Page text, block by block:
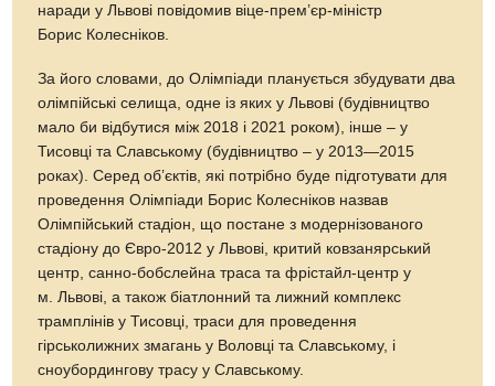
наради у Львові повідомив віце-прем’єр-міністр
Борис Колесніков.
За його словами, до Олімпіади планується збудувати два
олімпійські селища, одне із яких у Львові (будівництво
мало би відбутися між 2018 і 2021 роком), інше – у
Тисовці та Славському (будівництво – у 2013—2015
роках). Серед об’єктів, які потрібно буде підготувати для
проведення Олімпіади Борис Колесніков назвав
Олімпійський стадіон, що постане з модернізованого
стадіону до Євро-2012 у Львові, критий ковзанярський
центр, санно-бобслейна траса та фрістайл-центр у
м. Львові, а також біатлонний та лижний комплекс
трамплінів у Тисовці, траси для проведення
гірськолижних змагань у Воловці та Славському, і
сноубордингову трасу у Славському.